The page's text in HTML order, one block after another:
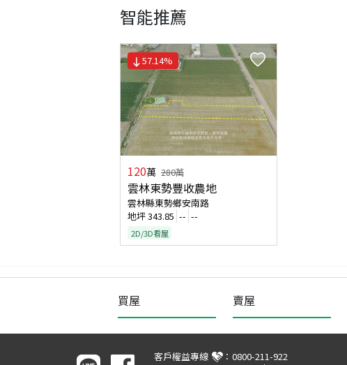
智能推薦
57.14%
120萬 280萬
雲林東勢豐收農地
雲林縣東勢鄉安南路
地坪343.85 -- --
2D/3D看屋
買屋 賣屋
客戶權益專線 ： 0800-211-922